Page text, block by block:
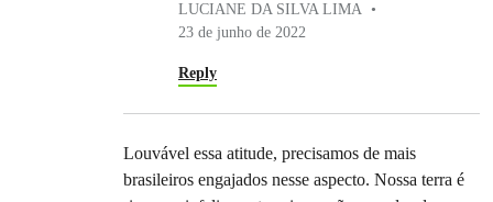
LUCIANE DA SILVA LIMA
23 de junho de 2022
Reply
Louvável essa atitude, precisamos de mais
brasileiros engajados nesse aspecto. Nossa terra é